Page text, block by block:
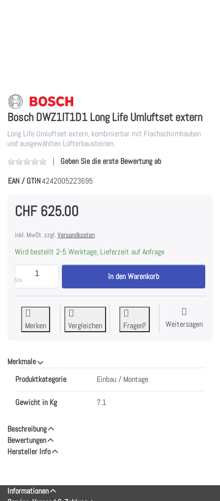
Bosch DWZ1IT1D1 Long Life Umluftset extern
Long Life Umluftset extern, kombinierbar mit Flachschirmhauben
und ausgewählten Lüfterbausteinen.
Geben Sie die erste Bewertung ab
EAN / GTIN4242005223695
CHF 625.00
inkl. MwSt. zzgl. Versandkosten
Wird bestellt 2-5 Werktage, Lieferzeit auf Anfrage
Stk.
Bosch DWZ1IT1D1 Long Life Umluftset extern zu
In den Warenkorb
Merken Vergleichen Fragen? Weitersagen
Merkmale
Produktkategorie Einbau / Montage
Gewicht in Kg 7.1
Beschreibung
Bewertungen
Hersteller Info
Informationen